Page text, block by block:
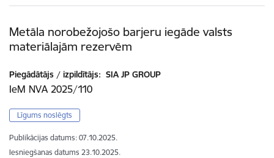
Metāla norobežojošo barjeru iegāde valsts
materiālajām rezervēm
Piegādātājs / izpildītājs: SIA JP GROUP
IeM NVA 2025/110
Līgums noslēgts
Publikācijas datums: 07.10.2025.
Iesniegšanas datums 23.10.2025.